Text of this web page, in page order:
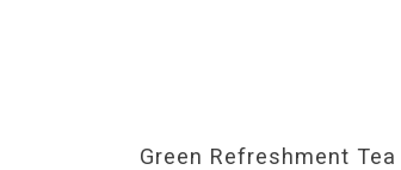
Green Refreshment Tea